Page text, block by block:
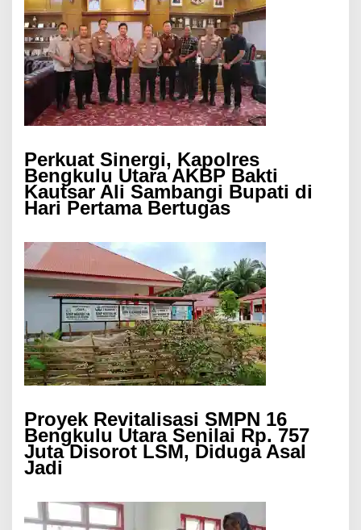
Perkuat Sinergi, Kapolres
Bengkulu Utara AKBP Bakti
Kautsar Ali Sambangi Bupati di
Hari Pertama Bertugas
Proyek Revitalisasi SMPN 16
Bengkulu Utara Senilai Rp. 757
Juta Disorot LSM, Diduga Asal
Jadi